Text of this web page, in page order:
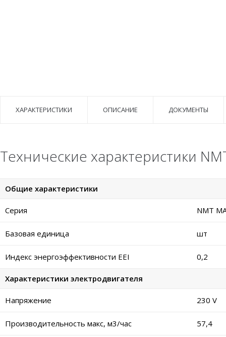
ХАРАКТЕРИСТИКИ ОПИСАНИЕ ДОКУМЕНТЫ
Технические характеристики
Общие характеристики
Серия NMT
Базовая единица шт
Индекс энергоэффективности EEI 0,2
Характеристики электродвигателя
Напряжение 230 V
Производительность макс, м3/час 57,4